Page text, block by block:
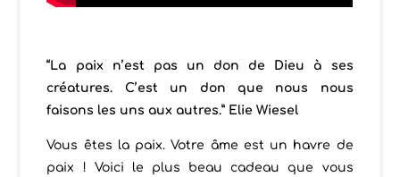
“La paix n’est pas un don de Dieu à ses
créatures. C’est un don que nous nous
faisons les uns aux autres.” Elie Wiesel
Vous êtes la paix. Votre âme est un havre de
paix ! Voici le plus beau cadeau que vous